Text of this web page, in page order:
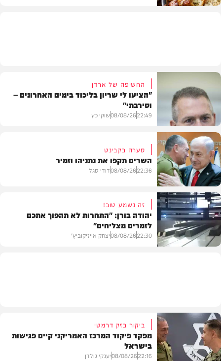
חדשות
החשיפה של ארדן
"הציעו לי שריון בליכוד בימים האחרונים –
וסירבתי"
22:49
08/08/26שוקי כץ
מדיני
סערה בקבינט
השרים תקפו את נתניהו וזמיר
22:36
08/08/26דודי סגל
זה נשמע טוב!
יהודה בורן: "התחרות לא תהפוך אתכם
לזמרים מצליחים"
22:30
08/08/26יצחק אייזיקוביץ'
ביקור בזק דרמטי
מפקד פיקוד המרכז האמריקני קיים פגישות
בישראל
22:16
08/08/26יענקי גולדן